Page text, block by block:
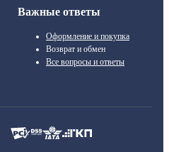
Важные ответы
Оформление и покупка
Возврат и обмен
Все вопросы и ответы